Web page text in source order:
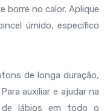
borre no calor. Aplique
úmido, específico
de longa duração,
auxiliar e ajudar na
de lábios em todo o